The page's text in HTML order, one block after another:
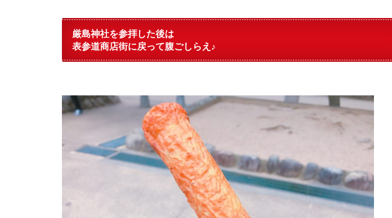
厳島神社を参拝した後は
表参道商店街に戻って腹ごしらえ♪